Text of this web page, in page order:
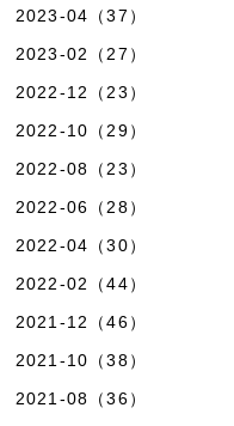
2023-04（37）
2023-02（27）
2022-12（23）
2022-10（29）
2022-08（23）
2022-06（28）
2022-04（30）
2022-02（44）
2021-12（46）
2021-10（38）
2021-08（36）